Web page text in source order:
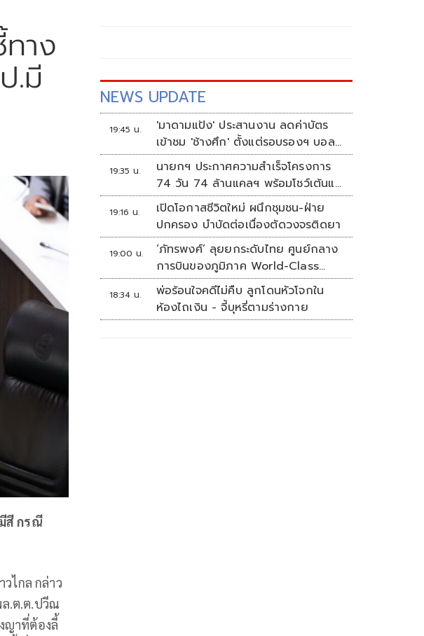
าง
.มี
สี กรณี
ไกล กล่าว
ล.ต.ต.ปวีณ
ญาที่ต้องลี้
NEWS UPDATE
19:45 น.
'มาดามแป้ง' ประสานงาน ลดค่าบัตร
เข้าชม 'ช้างศึก' ตั้งแต่รอบรองฯ บอล
อาเซียน
19:35 น.
นายกฯ ประกาศความสำเร็จโครงการ
74 วัน 74 ล้านแคลฯ พร้อมโชว์เต้นแอ
โรบิก
19:16 น.
เปิดโอกาสชีวิตใหม่ ผนึกชุมชน-ฝ่าย
ปกครอง บำบัดต่อเนื่องตัดวงจรติดยา
19:00 น.
‘ภัทรพงศ์’ ลุยยกระดับไทย ศูนย์กลาง
การบินของภูมิภาค World-Class
Aviation Hub | ห้องข่าวไทยโพสต์สุด
สัปดาห์
18:34 น.
พ่อร้อนใจคดีไม่คืบ ลูกโดนหัวโจกใน
ห้องไถเงิน - จี้บุหรี่ตามร่างกาย